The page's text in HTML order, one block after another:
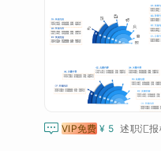
 VIP免费 ¥ 5 述职汇